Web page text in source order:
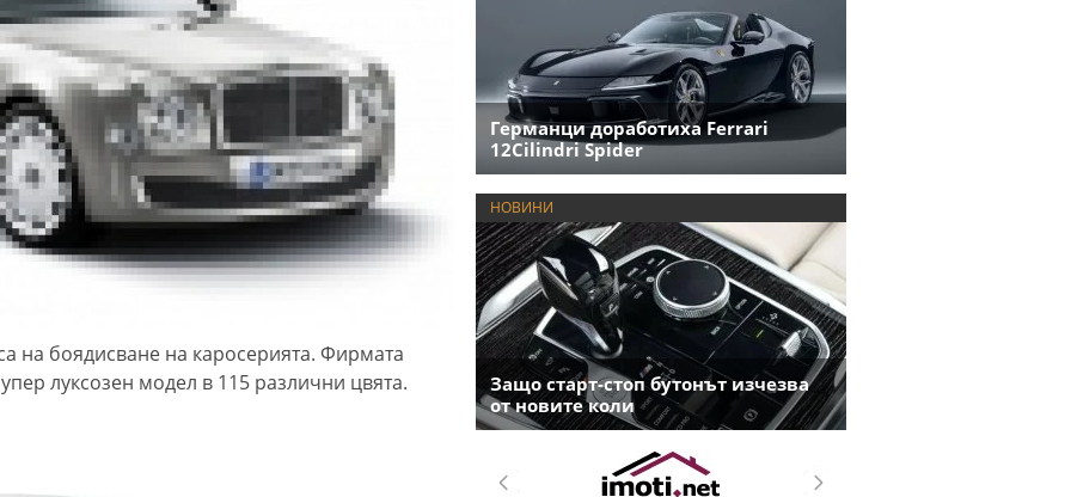
на боядисване на каросерията. Фирмата
луксозен модел в 115 различни цвята.
Германци доработиха Ferrari
12Cilindri Spider
НОВИНИ
Защо старт-стоп бутонът изчезва
от новите коли